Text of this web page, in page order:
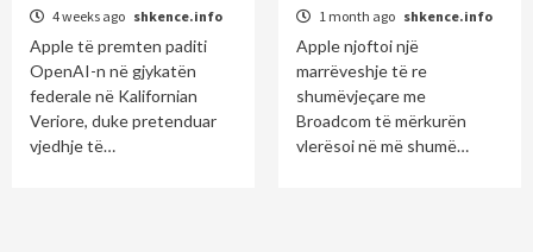
4 weeks ago shkence.info
Apple të premten paditi
OpenAI-n në gjykatën
federale në Kalifornian
Veriore, duke pretenduar
vjedhje të…
1 month ago shkence.info
Apple njoftoi një
marrëveshje të re
shumëvjeçare me
Broadcom të mërkurën
vlerësoi në më shumë…